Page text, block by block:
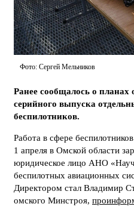
Фото: Сергей Мельников
Ранее сообщалось о планах
серийного выпуска
беспилотников.
Работа в сфере
1 апреля в Омской области
юридическое лицо АНО
беспилотных авиационных
Директором стал Владимир
омского Минстроя,